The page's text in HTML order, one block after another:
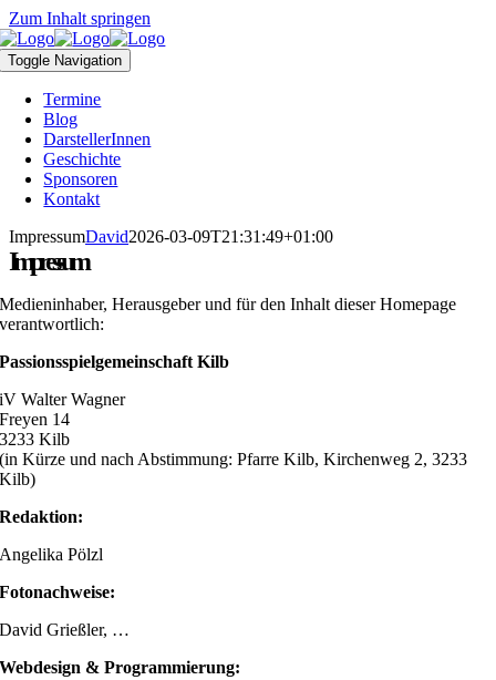
Zum Inhalt springen
Toggle Navigation
Termine
Blog
DarstellerInnen
Geschichte
Sponsoren
Kontakt
ImpressumDavid2026-03-09T21:31:49+01:00
Impressum
Medieninhaber, Herausgeber und für den Inhalt dieser Homepage
verantwortlich:
Passionsspielgemeinschaft Kilb
iV Walter Wagner
Freyen 14
3233 Kilb
(in Kürze und nach Abstimmung: Pfarre Kilb, Kirchenweg 2, 3233
Kilb)
Redaktion:
Angelika Pölzl
Fotonachweise:
David Grießler, …
Webdesign & Programmierung: